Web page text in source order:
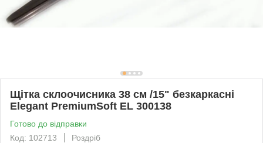
Щітка склоочисника 38 см /15" безкаркасні
Elegant PremiumSoft EL 300138
Готово до відправки
Код: 102713
Роздріб